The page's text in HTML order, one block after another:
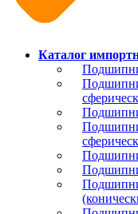
Каталог